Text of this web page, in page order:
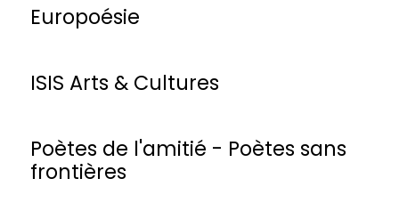
Europoésie
ISIS Arts & Cultures
Poètes de l'amitié - Poètes sans
frontières